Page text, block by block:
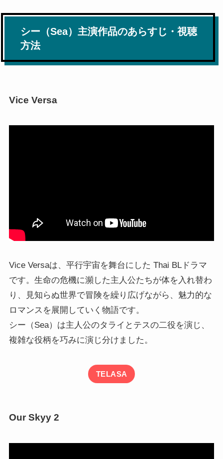
シー（Sea）主演作品のあらすじ・視聴
方法
Vice Versa
Vice Versaは、平行宇宙を舞台にした Thai BLドラマ
です。生命の危機に瀕した主人公たちが体を入れ替わ
り、見知らぬ世界で冒険を繰り広げながら、魅力的な
ロマンスを展開していく物語です。
シー（Sea）は主人公のタライとテスの二役を演じ、
複雑な役柄を巧みに演じ分けました。
TELASA
Our Skyy 2